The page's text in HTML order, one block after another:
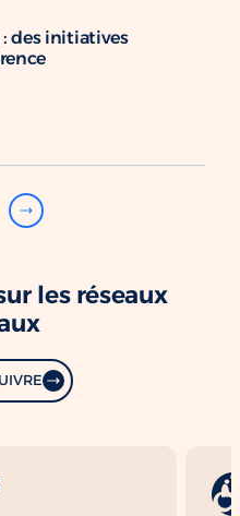
: des initiatives
les réseaux